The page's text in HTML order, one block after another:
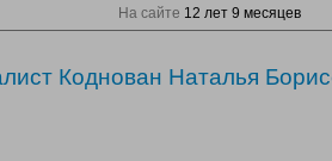
На сайте 12 лет 9 месяцев